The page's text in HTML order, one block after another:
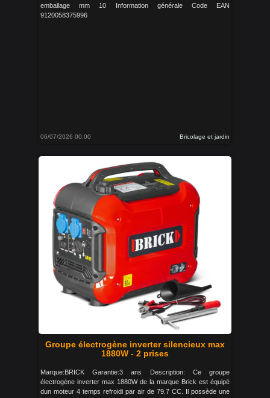
emballage mm 10 Information générale Code EAN
9120058375996
06/07/2026 00:00 Bricolage et jardin
Groupe électrogène inverter silencieux max
1880W - 2 prises
Marque:BRICK Garantie:3 ans Description: Ce groupe
électrogène inverter max 1880W de la marque Brick est équipé
dun moteur 4 temps refroidi par air de 79.7 CC. Il possède une